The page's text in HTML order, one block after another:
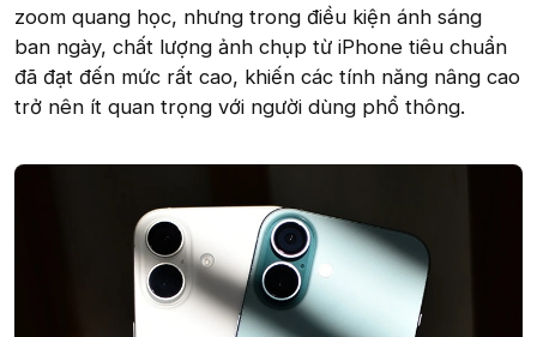
zoom quang học, nhưng trong điều kiện ánh sáng
ban ngày, chất lượng ảnh chụp từ iPhone tiêu chuẩn
đã đạt đến mức rất cao, khiến các tính năng nâng cao
trở nên ít quan trọng với người dùng phổ thông.